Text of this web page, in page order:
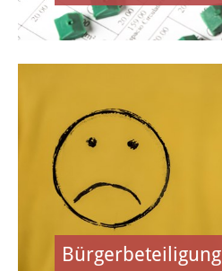
Bürgerbeteiligung
Stadtradeln
Stadtradeln Heusenstamm
Kommunale Wärmeplanung
Detail-Wärmeplanung
Smart City
Glasfaserausbau